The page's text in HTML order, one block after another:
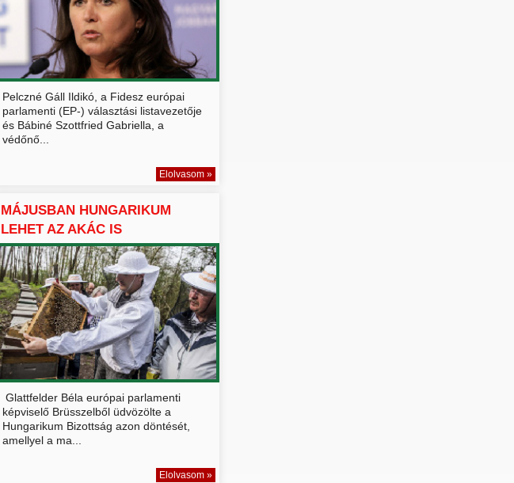
Pelczné Gáll Ildikó, a Fidesz európai
parlamenti (EP-) választási listavezetője
és Bábiné Szottfried Gabriella, a
védőnő...
Elolvasom »
MÁJUSBAN HUNGARIKUM
LEHET AZ AKÁC IS
Glattfelder Béla európai parlamenti
képviselő Brüsszelből üdvözölte a
Hungarikum Bizottság azon döntését,
amellyel a ma...
Elolvasom »